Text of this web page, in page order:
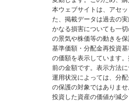
本ウェブサイトは、アセ
た、掲載データは過去の
かなる損害についても一
の景気や株価等の動きを
基準価額・分配金再投資
の価額を表示しています
前の金額です。表示方法
運用状況によっては、分
の保護の対象ではありま
投資した資産の価値が減